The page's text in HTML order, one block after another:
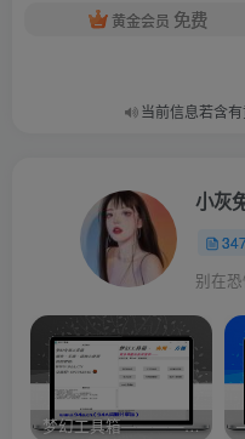
黄金会员 免费
当前信息若含
小灰
别在
梦幻工具箱————-免费